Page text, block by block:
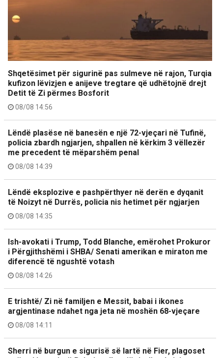
Shqetësimet për sigurinë pas sulmeve në rajon, Turqia
kufizon lëvizjen e anijeve tregtare që udhëtojnë drejt
Detit të Zi përmes Bosforit
08/08 14:56
Lëndë plasëse në banesën e një 72-vjeçari në Tufinë,
policia zbardh ngjarjen, shpallen në kërkim 3 vëllezër
me precedent të mëparshëm penal
08/08 14:39
Lëndë eksplozive e pashpërthyer në derën e dyqanit
të Noizyt në Durrës, policia nis hetimet për ngjarjen
08/08 14:35
Ish-avokati i Trump, Todd Blanche, emërohet Prokuror
i Përgjithshëmi i SHBA/ Senati amerikan e miraton me
diferencë të ngushtë votash
08/08 14:26
E trishtë/ Zi në familjen e Messit, babai i ikones
argjentinase ndahet nga jeta në moshën 68-vjeçare
08/08 14:11
Sherri në burgun e sigurisë së lartë në Fier, plagoset